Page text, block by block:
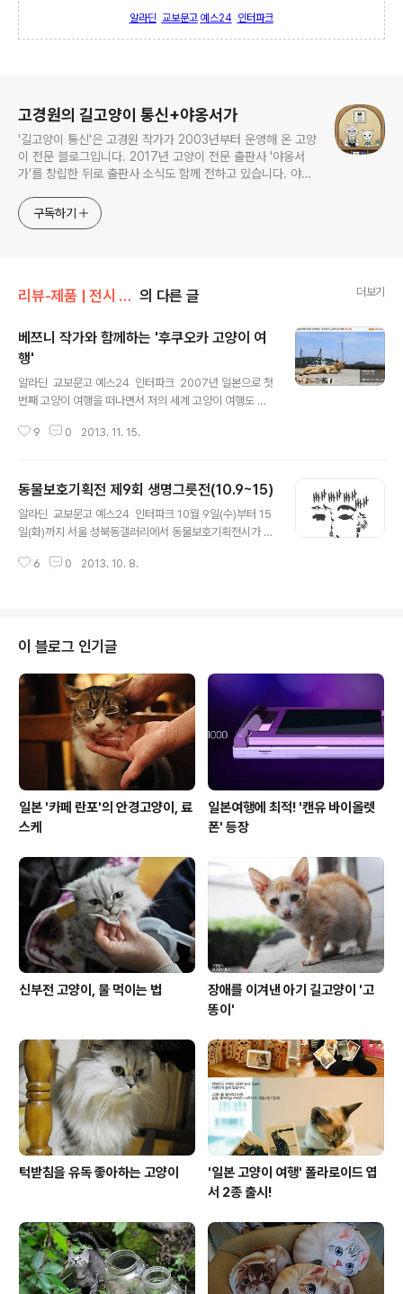
알라딘 교보문고 예스24 인터파크
고경원의 길고양이 통신+야옹서가
'길고양이 통신'은 고경원 작가가 2003년부터 운영해 온 고양
이 전문 블로그입니다. 2017년 고양이 전문 출판사 '야옹서
가'를 창립한 뒤로 출판사 소식도 함께 전하고 있습니다. 야옹
면서, 고양이와 반려인의 행복에 도움이 될 책을 만듭니다.
구독하기
리뷰-제품 | 전시 | 공연 의 다른 글 더보기
베쯔니 작가와 함께하는 '후쿠오카 고양이 여
행'
알라딘 교보문고 예스24 인터파크 2007년 일본으로 첫
번째 고양이 여행을 떠나면서 저의 세계 고양이 여행도 시
하고 익숙한 느낌이 듭니다.일본여행전문작가로 활동하면
셔서 소식 공유합니다. *사진 출처는 모두 인터파크투어
'먹GO찍GO 여행' 안내 페이지입니다.일정표를 보니 고양
이 섬 아이노시마랑, 후쿠오카 고양이 카페를 돌아보는 일
두려우셨던 분들이라면, 일본 길고양이를 줄곧 찍어오신
9 0 2013. 11. 15.
동물보호기획전 제9회 생명그릇전(10.9~15)
알라딘 교보문고 예스24 인터파크 10월 9일(수)부터 15
일(화)까지 서울 성북동갤러리에서 동물보호기획전시가 열
리며, 올해 주제는 '서로 용서'라고 하네요. 저도 생명그릇
니다. 올해 전시에는 세 가지 부대행사가 마련되었네요. 한
글날이라 휴일인 내일 오후 4시에는애니멀 커뮤니케이터
강연회도 열린다고 합니다. 아래 엽서에 전시 소감을 써서
내면 초대일인 12일에 추첨해 소품을 증정한다고 하니 관
심있는 분들은 9일에 들러보세요. 저도 오픈날인 내일 전
시장에 들러볼 생각입니다.오는 10..
6 0 2013. 10. 8.
이 블로그 인기글
일본 '카페 란포'의 안경고양이, 료
스케
일본여행에 최적! '캔유 바이올렛
폰' 등장
신부전 고양이, 물 먹이는 법
장애를 이겨낸 아기 길고양이 '고
똥이'
턱받침을 유독 좋아하는 고양이
'일본 고양이 여행' 폴라로이드 엽
서 2종 출시!